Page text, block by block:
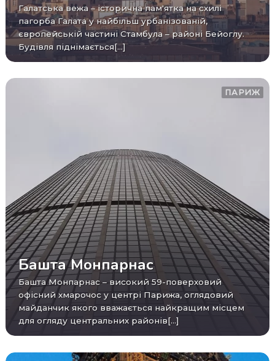
Галатська вежа – історична пам'ятка на схилі
пагорба Галата у найбільш урбанізованій,
європейській частині Стамбула – районі Бейоглу.
Будівля піднімається[...]
ПАРИЖ
Башта Монпарнас
Башта Монпарнас – високий 59-поверховий
офісний хмарочос у центрі Парижа, оглядовий
майданчик якого вважається найкращим місцем
для огляду центральних районів[...]